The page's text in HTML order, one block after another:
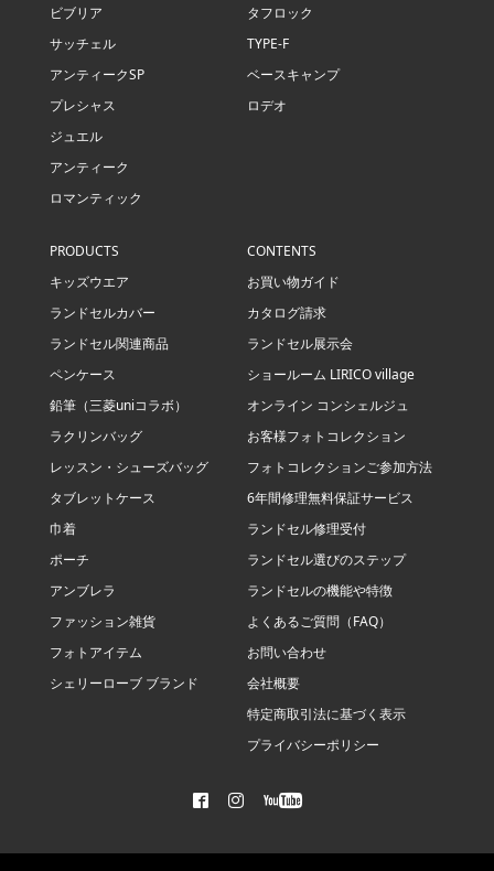
ビブリア
サッチェル
アンティークSP
プレシャス
ジュエル
アンティーク
ロマンティック
タフロック
TYPE-F
ベースキャンプ
ロデオ
PRODUCTS
キッズウエア
ランドセルカバー
ランドセル関連商品
ペンケース
鉛筆（三菱uniコラボ）
ラクリンバッグ
レッスン・シューズバッグ
タブレットケース
巾着
ポーチ
アンブレラ
ファッション雑貨
フォトアイテム
シェリーローブ ブランド
CONTENTS
お買い物ガイド
カタログ請求
ランドセル展示会
ショールーム LIRICO village
オンライン コンシェルジュ
お客様フォトコレクション
フォトコレクションご参加方法
6年間修理無料保証サービス
ランドセル修理受付
ランドセル選びのステップ
ランドセルの機能や特徴
よくあるご質問（FAQ）
お問い合わせ
会社概要
特定商取引法に基づく表示
プライバシーポリシー